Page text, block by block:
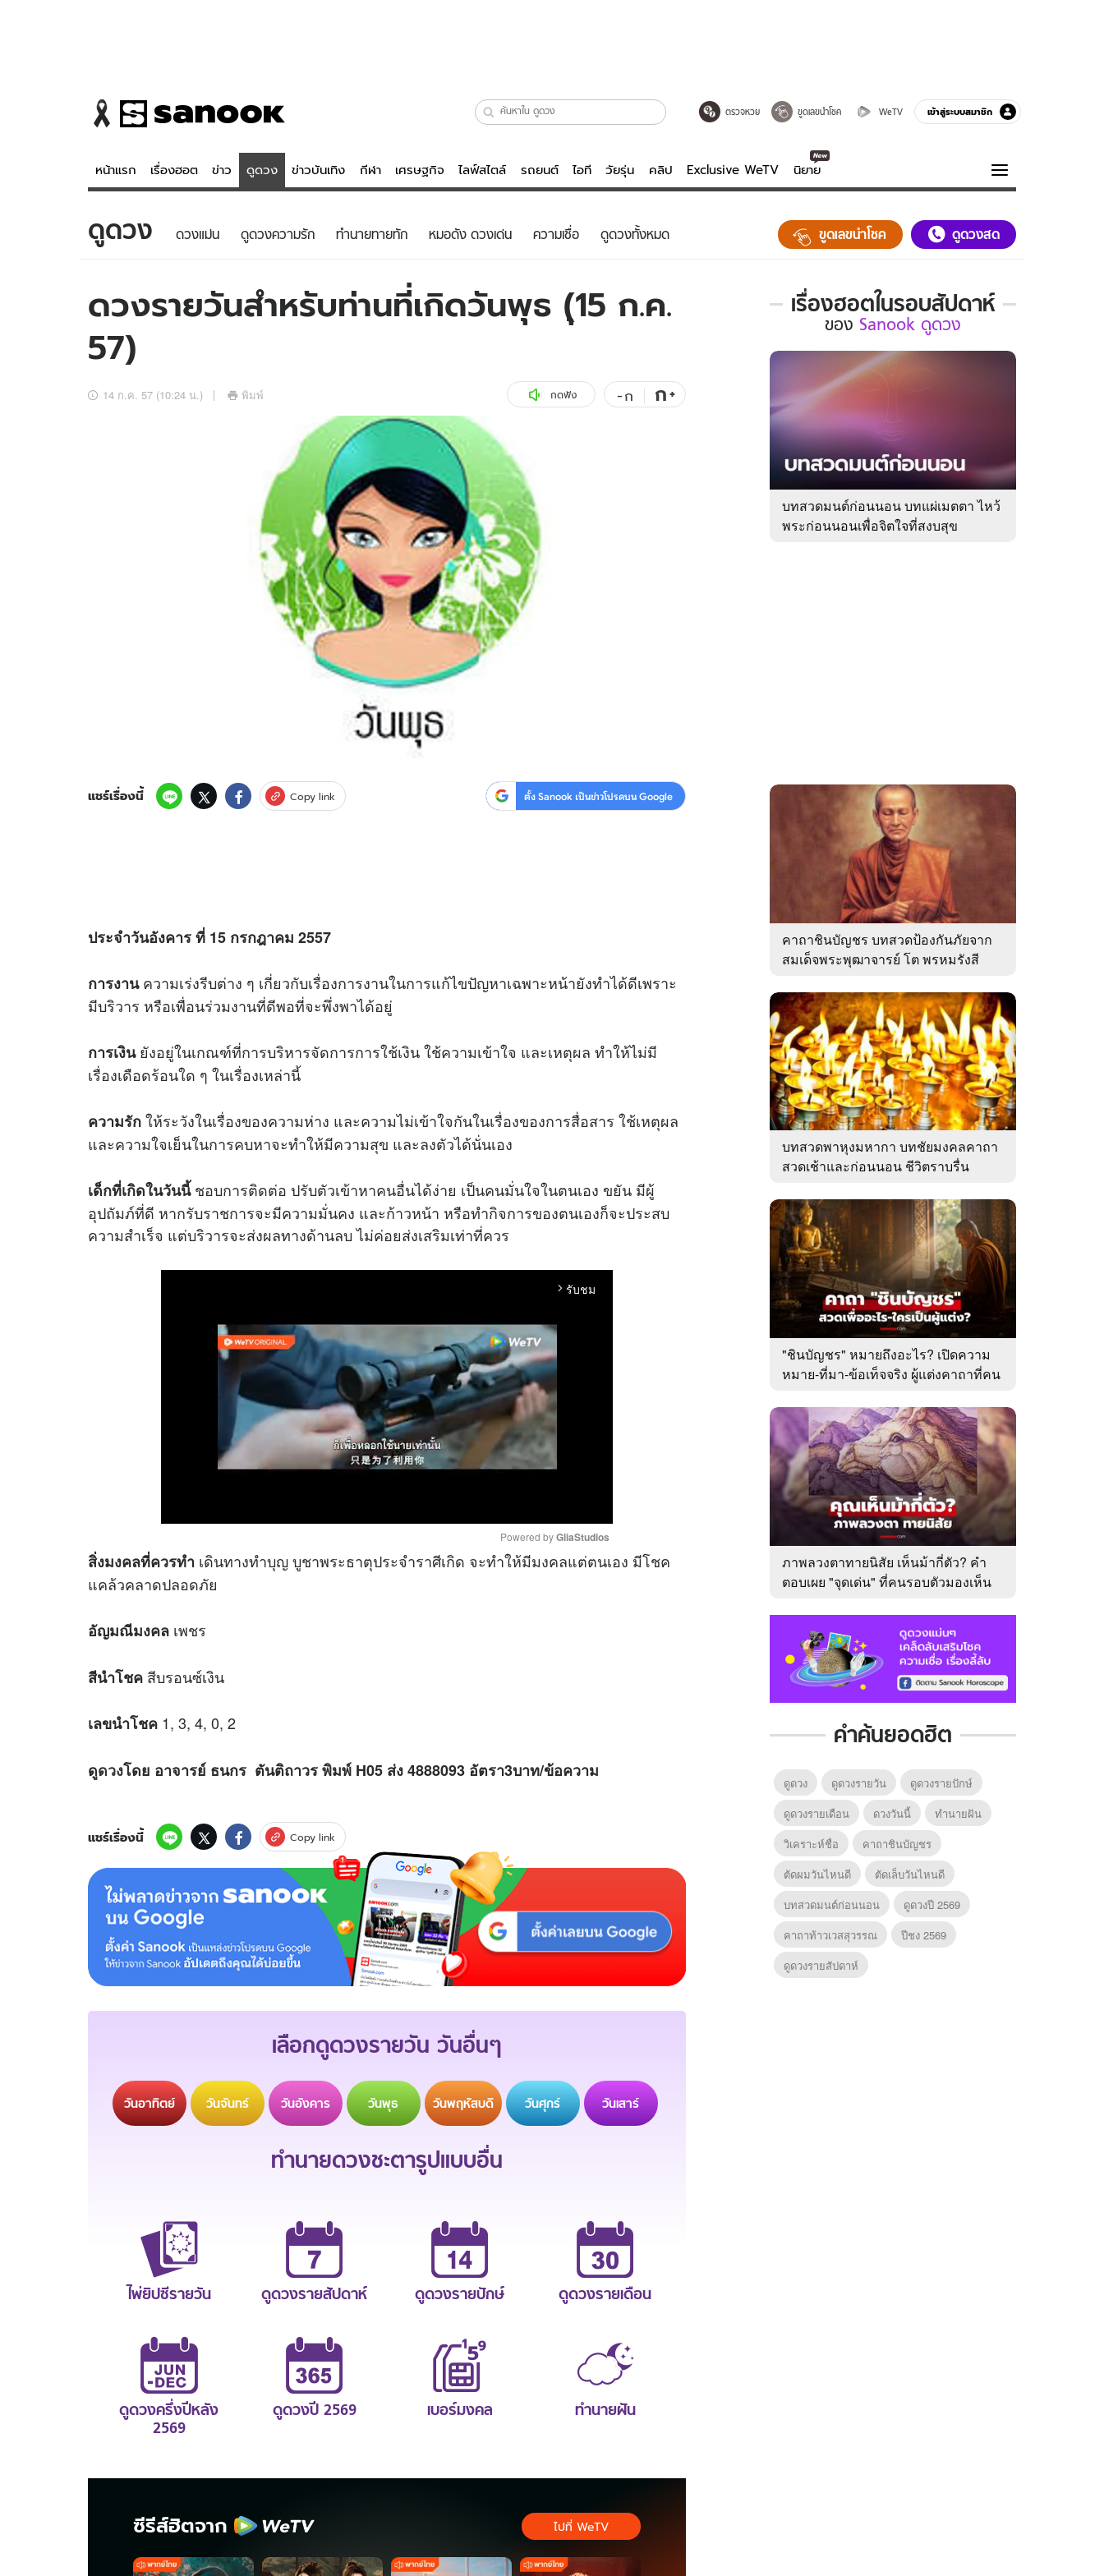
ตรวจหวย ขูดเลขนำโชค WeTV เข้าสู่ระบบสมาชิก
หน้าแรก เรื่องฮอต ข่าว ดูดวง ข่าวบันเทิง กีฬา เศรษฐกิจ ไลฟ์สไตล์ รถยนต์ ไอที วัยรุ่น คลิป Exclusive WeTV นิยาย
ข่าว
ข่าวบันเทิง
ข่าวกีฬา
ข่าวเศรษฐกิจ
อัปเดตจีน
ดูดวง - ตรวจหวย
สถิติหวยไทย
ไลฟ์สไตล์
วัยรุ่น
สุขภาพ
Tasteful Thailand
Sanook Choice
เกมส์
ดูทีวี
ความรู้รอบตัว
ฮาวทู
ติดตามสนุกโซเชียลได้ที่
บริษัท อิมเมจ ฟิวเจอร์ (ประเทศไทย) จำกัด
ดูดวง ดวงแม่น ดูดวงความรัก ทํานายทายทัก หมอดัง ดวงเด่น ความเชื่อ ดูดวงทั้งหมด ขูดเลขนำโชค ดูดวงสด
ดวงรายวันสำหรับท่านที่เกิดวันพุธ (ุ15 ก.ค.
57)
14 ก.ค. 57 (10:24 น.) พิมพ์ กดฟัง -ก ก+
แชร์เรื่องนี้ Copy link ตั้ง Sanook เป็นข่าวโปรดบน Google
ประจำวันอังคาร ที่ 15 กรกฎาคม 2557
การงานความเร่งรีบต่าง ๆ เกี่ยวกับเรื่องการงานในการแก้ไขปัญหาเฉพาะหน้ายังทำได้ดีเพราะ
มีบริวาร หรือเพื่อนร่วมงานที่ดีพอที่จะพึ่งพาได้อยู่
การเงินยังอยู่ในเกณฑ์ที่การบริหารจัดการการใช้เงิน ใช้ความเข้าใจ และเหตุผล ทำให้ไม่มี
เรื่องเดือดร้อนใด ๆ ในเรื่องเหล่านี้
ความรักให้ระวังในเรื่องของความห่าง และความไม่เข้าใจกันในเรื่องของการสื่อสาร ใช้เหตุผล
และความใจเย็นในการคบหาจะทำให้มีความสุข และลงตัวได้นั่นเอง
เด็กที่เกิดในวันนี้ชอบการติดต่อ ปรับตัวเข้าหาคนอื่นได้ง่าย เป็นคนมั่นใจในตนเอง ขยัน มีผู้
อุปถัมภ์ที่ดี หากรับราชการจะมีความมั่นคง และก้าวหน้า หรือทำกิจการของตนเองก็จะประสบ
ความสำเร็จ แต่บริวารจะส่งผลทางด้านลบ ไม่ค่อยส่งเสริมเท่าที่ควร
arrow_forward_ios รับชม
Powered by GliaStudios
สิ่งมงคลที่ควรทำ เดินทางทำบุญ บูชาพระธาตุประจำราศีเกิด จะทำให้มีมงคลแต่ตนเอง มีโชค
แคล้วคลาดปลอดภัย
อัญมณีมงคล เพชร
สีนำโชค สีบรอนซ์เงิน
เลขนำโชค 1, 3, 4, 0, 2
ดูดวงโดย อาจารย์ ธนกร ตันติถาวร พิมพ์ H05 ส่ง 4888093 อัตรา3บาท/ข้อความ
แชร์เรื่องนี้ Copy link
เลือกดูดวงรายวัน วันอื่นๆ
วันอาทิตย์ วันจันทร์ วันอังคาร วันพุธ วันพฤหัสบดี วันศุกร์ วันเสาร์
ทำนายดวงชะตารูปแบบอื่น
ไพ่ยิปซีรายวัน ดูดวงรายสัปดาห์ ดูดวงรายปักษ์ ดูดวงรายเดือน
ดูดวงครึ่งปีหลัง
2569
ดูดวงปี 2569 เบอร์มงคล ทำนายฝัน
ซีรีส์ฮิตจาก ไปที่ WeTV
เรื่องฮอตในรอบสัปดาห์
เรื่อง
ใน
รอบ
ของ
Sanook
ดูด
ของ Sanook ดูดวง
บทสวดมนต์ก่อนนอน บทแผ่เมตตา ไหว้
พระก่อนนอนเพื่อจิตใจที่สงบสุข
คาถาชินบัญชร บทสวดป้องกันภัยจาก
สมเด็จพระพุฒาจารย์ โต พรหมรังสี
บทสวดพาหุงมหากา บทชัยมงคลคาถา
สวดเช้าและก่อนนอน ชีวิตราบรื่น
"ชินบัญชร" หมายถึงอะไร? เปิดความ
หมาย-ที่มา-ข้อเท็จจริง ผู้แต่งคาถาที่คน
ภาพลวงตาทายนิสัย เห็นม้ากี่ตัว? คำ
ตอบเผย "จุดเด่น" ที่คนรอบตัวมองเห็น
คำค้นยอดฮิต
ดูดวง ดูดวงรายวัน
ดูดวงรายปักษ์
ดูดวงรายเดือน
ดวงวันนี้
ทํานายฝัน
วิเคราะห์ชื่อ
คาถาชินบัญชร
ตัดผมวันไหนดี
ตัดเล็บวันไหนดี
บทสวดมนต์ก่อนนอน
ดูดวงปี 2569
คาถาท้าวเวสสุวรรณ
ปีชง 2569
ดูดวงรายสัปดาห์